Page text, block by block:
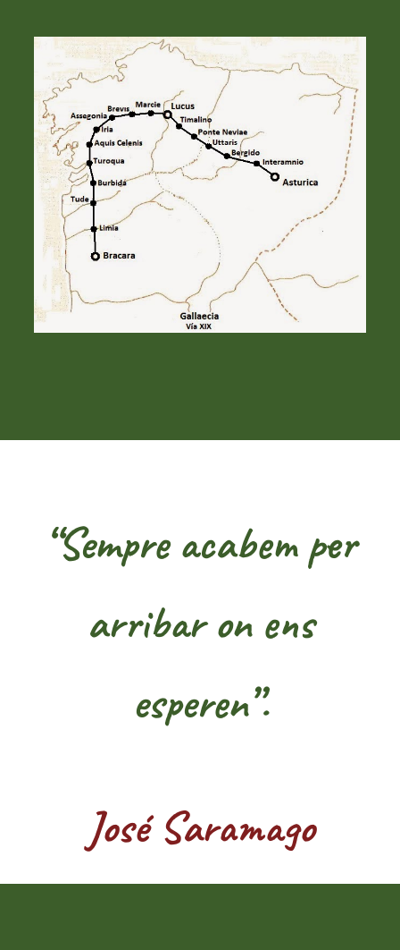
“Sempre acabem per
arribar on ens
esperen”.
José Saramago